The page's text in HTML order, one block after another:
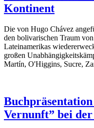
Kontinent
Die von Hugo Chávez
den bolivarischen Traum
Lateinamerikas
großen
Martín, O'Higgins, Sucre,
Vernunft” bei der